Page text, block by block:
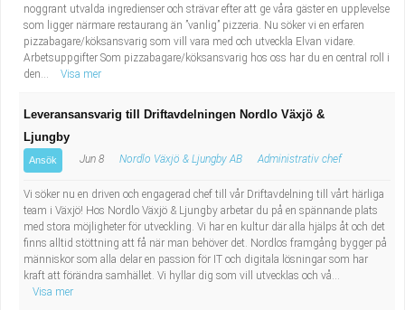
Bibliotekarie
Administrativ assistent
Lärare i gymnasiet
noggrant utvalda ingredienser och strävar efter att ge våra gäster en upplevelse
som ligger närmare restaurang än ”vanlig” pizzeria. Nu söker vi en erfaren
pizzabagare/köksansvarig som vill vara med och utveckla Elvan vidare.
Arbetsuppgifter Som pizzabagare/köksansvarig hos oss har du en central roll i
den...
Visa mer
Leveransansvarig till Driftavdelningen Nordlo Växjö &
Ljungby
Ansök Jun 8 Nordlo Växjö & Ljungby AB Administrativ chef
Vi söker nu en driven och engagerad chef till vår Driftavdelning till vårt härliga
team i Växjö! Hos Nordlo Växjö & Ljungby arbetar du på en spännande plats
med stora möjligheter för utveckling. Vi har en kultur där alla hjälps åt och det
finns alltid stöttning att få när man behöver det. Nordlos framgång bygger på
människor som alla delar en passion för IT och digitala lösningar som har
kraft att förändra samhället. Vi hyllar dig som vill utvecklas och vå...
Visa mer